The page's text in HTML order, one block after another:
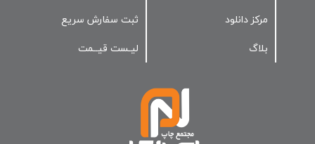
مرکز دانلود
بلاگ
ثبت سفارش سریع
لیـست قیــمت